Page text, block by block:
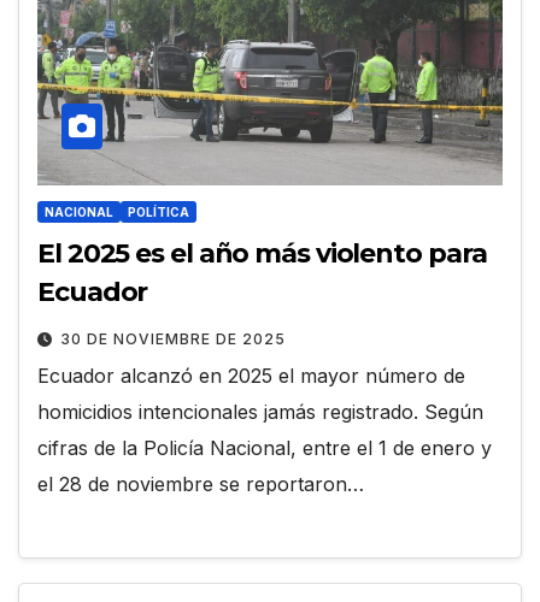
NACIONAL POLÍTICA
El 2025 es el año más violento para
Ecuador
30 DE NOVIEMBRE DE 2025
Ecuador alcanzó en 2025 el mayor número de
homicidios intencionales jamás registrado. Según
cifras de la Policía Nacional, entre el 1 de enero y
el 28 de noviembre se reportaron…